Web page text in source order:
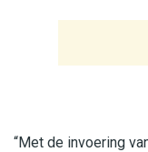
“Met de invoering